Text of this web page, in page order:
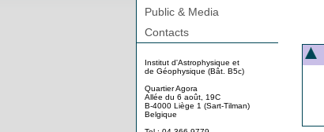
Public & Media
Contacts
Institut d'Astrophysique et
de Géophysique (Bât. B5c)
Quartier Agora
Allée du 6 août, 19C
B-4000 Liège 1 (Sart-Tilman)
Belgique